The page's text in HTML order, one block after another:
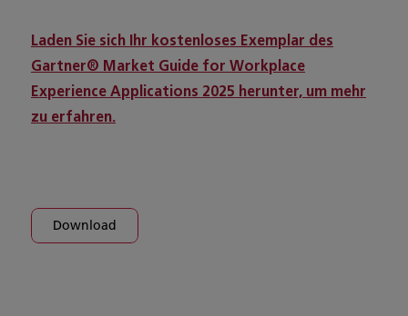
Laden Sie sich Ihr kostenloses Exemplar des
Gartner® Market Guide for Workplace
Experience Applications 2025 herunter, um mehr
zu erfahren.
Download